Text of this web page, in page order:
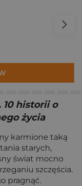
10 historii o
życia
karmione taką
starych,
świat mocno
szczęścia.
pragnąć.